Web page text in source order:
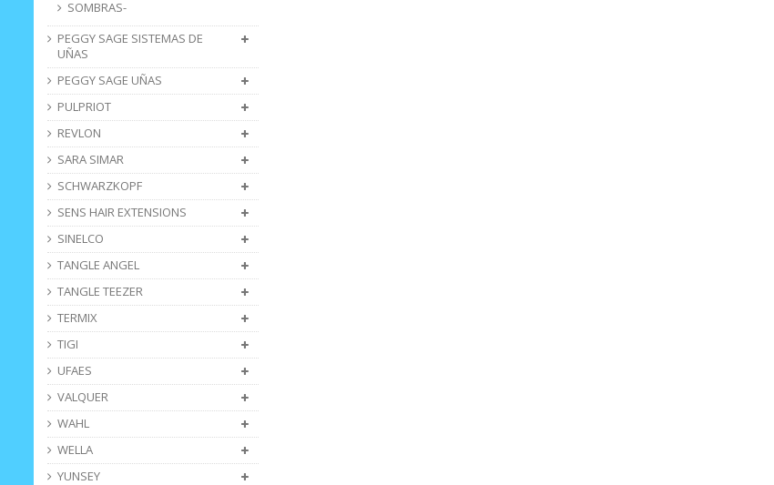
SOMBRAS-
PEGGY SAGE SISTEMAS DE
UÑAS
PEGGY SAGE UÑAS
PULPRIOT
REVLON
SARA SIMAR
SCHWARZKOPF
SENS HAIR EXTENSIONS
SINELCO
TANGLE ANGEL
TANGLE TEEZER
TERMIX
TIGI
UFAES
VALQUER
WAHL
WELLA
YUNSEY